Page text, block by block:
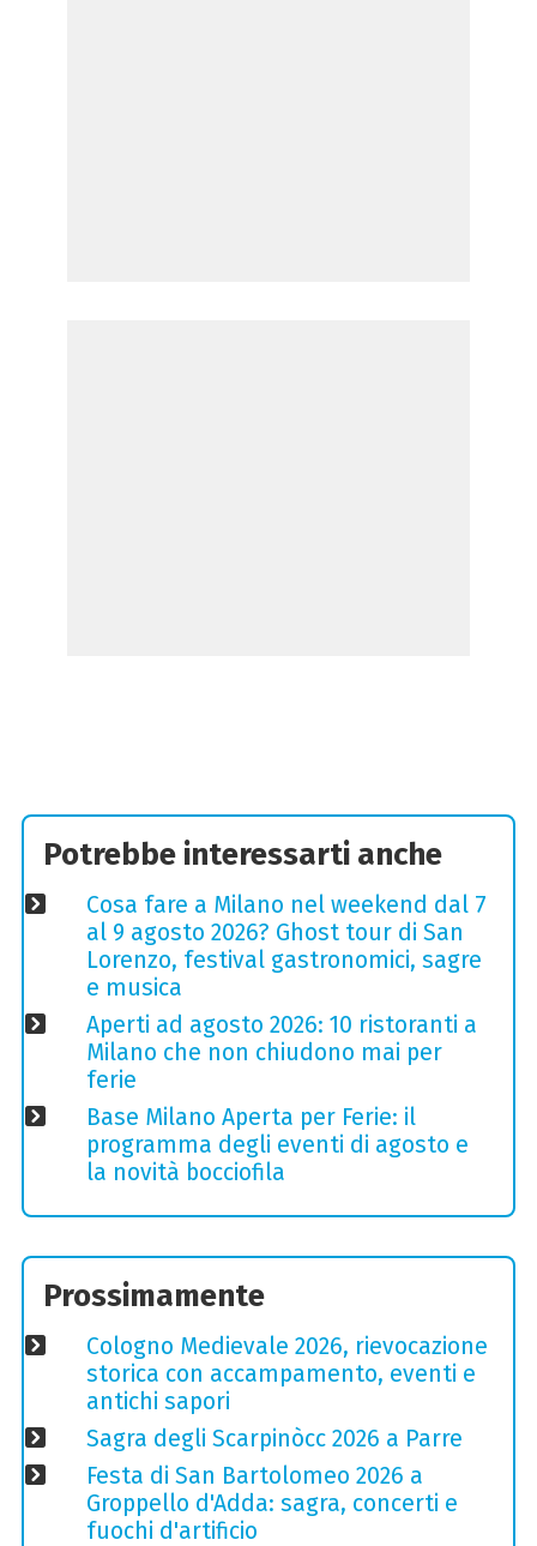
Potrebbe interessarti anche
Cosa fare a Milano nel weekend dal 7
al 9 agosto 2026? Ghost tour di San
Lorenzo, festival gastronomici, sagre
e musica
Aperti ad agosto 2026: 10 ristoranti a
Milano che non chiudono mai per
ferie
Base Milano Aperta per Ferie: il
programma degli eventi di agosto e
la novità bocciofila
Prossimamente
Cologno Medievale 2026, rievocazione
storica con accampamento, eventi e
antichi sapori
Sagra degli Scarpinòcc 2026 a Parre
Festa di San Bartolomeo 2026 a
Groppello d'Adda: sagra, concerti e
fuochi d'artificio